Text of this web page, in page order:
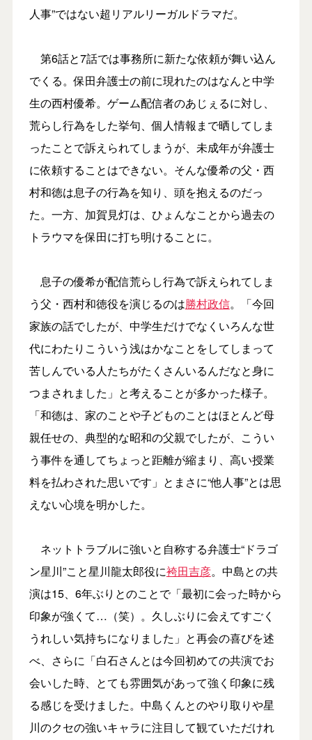
人事”ではない超リアルリーガルドラマだ。
第6話と7話では事務所に新たな依頼が舞い込ん
でくる。保田弁護士の前に現れたのはなんと中学
生の西村優希。ゲーム配信者のあじぇるに対し、
荒らし行為をした挙句、個人情報まで晒してしま
ったことで訴えられてしまうが、未成年が弁護士
に依頼することはできない。そんな優希の父・西
村和徳は息子の行為を知り、頭を抱えるのだっ
た。一方、加賀見灯は、ひょんなことから過去の
トラウマを保田に打ち明けることに。
息子の優希が配信荒らし行為で訴えられてしま
う父・西村和徳役を演じるのは勝村政信。「今回
家族の話でしたが、中学生だけでなくいろんな世
代にわたりこういう浅はかなことをしてしまって
苦しんでいる人たちがたくさんいるんだなと身に
つまされました」と考えることが多かった様子。
「和徳は、家のことや子どものことはほとんど母
親任せの、典型的な昭和の父親でしたが、こうい
う事件を通してちょっと距離が縮まり、高い授業
料を払わされた思いです」とまさに“他人事”とは思
えない心境を明かした。
ネットトラブルに強いと自称する弁護士“ドラゴ
ン星川”こと星川龍太郎役に袴田吉彦。中島との共
演は15、6年ぶりとのことで「最初に会った時から
印象が強くて…（笑）。久しぶりに会えてすごく
うれしい気持ちになりました」と再会の喜びを述
べ、さらに「白石さんとは今回初めての共演でお
会いした時、とても雰囲気があって強く印象に残
る感じを受けました。中島くんとのやり取りや星
川のクセの強いキャラに注目して観ていただけれ